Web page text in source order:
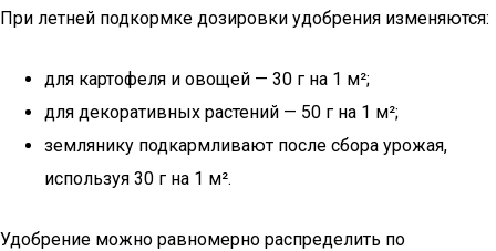
При летней подкормке дозировки удобрения изменяются:
для картофеля и овощей — 30 г на 1 м²;
для декоративных растений — 50 г на 1 м²;
землянику подкармливают после сбора урожая,
используя 30 г на 1 м².
Удобрение можно равномерно распределить по